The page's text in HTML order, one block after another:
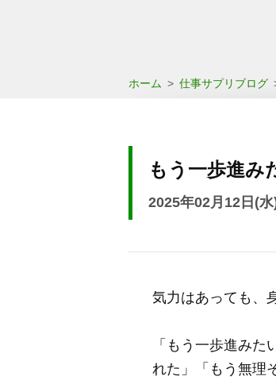
ホーム > 仕事サプリブログ
もう一歩進み
2025年02月12日(水
気力はあっても、
「もう一歩進み
れた」「もう無理